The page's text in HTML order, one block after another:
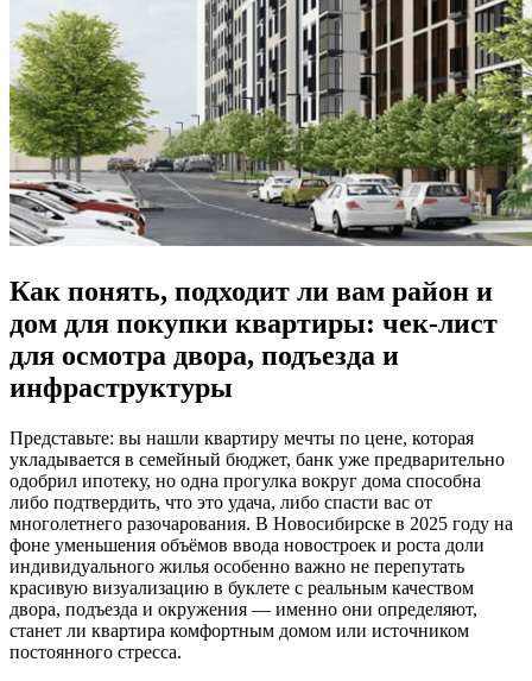
Как понять, подходит ли вам район и
дом для покупки квартиры: чек-лист
для осмотра двора, подъезда и
инфраструктуры
Представьте: вы нашли квартиру мечты по цене, которая
укладывается в семейный бюджет, банк уже предварительно
одобрил ипотеку, но одна прогулка вокруг дома способна
либо подтвердить, что это удача, либо спасти вас от
многолетнего разочарования. В Новосибирске в 2025 году на
фоне уменьшения объёмов ввода новостроек и роста доли
индивидуального жилья особенно важно не перепутать
красивую визуализацию в буклете с реальным качеством
двора, подъезда и окружения — именно они определяют,
станет ли квартира комфортным домом или источником
постоянного стресса.